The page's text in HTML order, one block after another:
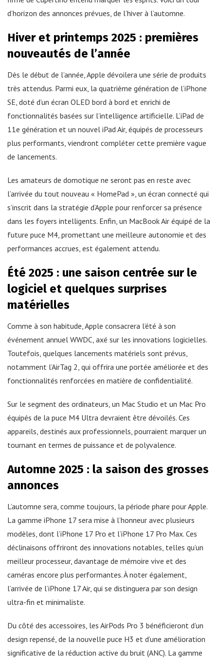
d’horizon des annonces prévues, de l’hiver à l’automne.
Hiver et printemps 2025 : premières
nouveautés de l’année
Dès le début de l’année, Apple dévoilera une série de produits
très attendus. Parmi eux, la quatrième génération de l’iPhone
SE, doté d’un écran OLED bord à bord et enrichi de
fonctionnalités basées sur l’intelligence artificielle. L’iPad de
11e génération et un nouvel iPad Air, équipés de processeurs
plus performants, viendront compléter cette première vague
de lancements.
Les amateurs de domotique ne seront pas en reste avec
l’arrivée du tout nouveau « HomePad », un écran connecté qui
s’inscrit dans la stratégie d’Apple pour renforcer sa présence
dans les foyers intelligents. Enfin, un MacBook Air équipé de la
future puce M4, promettant une meilleure autonomie et des
performances accrues, est également attendu.
Été 2025 : une saison centrée sur le
logiciel et quelques surprises
matérielles
Comme à son habitude, Apple consacrera l’été à son
événement annuel WWDC, axé sur les innovations logicielles.
Toutefois, quelques lancements matériels sont prévus,
notamment l’AirTag 2, qui offrira une portée améliorée et des
fonctionnalités renforcées en matière de confidentialité.
Sur le segment des ordinateurs, un Mac Studio et un Mac Pro
équipés de la puce M4 Ultra devraient être dévoilés. Ces
appareils, destinés aux professionnels, pourraient marquer un
tournant en termes de puissance et de polyvalence.
Automne 2025 : la saison des grosses
annonces
L’automne sera, comme toujours, la période phare pour Apple.
La gamme iPhone 17 sera mise à l’honneur avec plusieurs
modèles, dont l’iPhone 17 Pro et l’iPhone 17 Pro Max. Ces
déclinaisons offriront des innovations notables, telles qu’un
meilleur processeur, davantage de mémoire vive et des
caméras encore plus performantes. À noter également,
l’arrivée de l’iPhone 17 Air, qui se distinguera par son design
ultra-fin et minimaliste.
Du côté des accessoires, les AirPods Pro 3 bénéficieront d’un
design repensé, de la nouvelle puce H3 et d’une amélioration
significative de la réduction active du bruit (ANC). La gamme